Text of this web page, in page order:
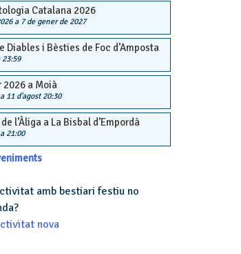
Catalana 2026
a 7 de gener de 2027
Diables i Bèsties de Foc d’Amposta
23:59
2026 a Moià
11 d'agost 20:30
l’Àliga a La Bisbal d’Empordà
21:00
amb bestiari festiu no
nova